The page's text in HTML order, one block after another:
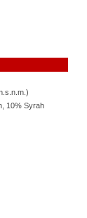
10% Syrah